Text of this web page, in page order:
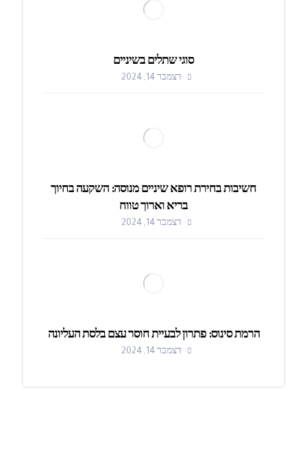
סוגי שתלים בשיניים
דצמבר 14, 2024
חשיבות בחירת רופא שיניים מנוסה: השקעה בחיוך
בריא וארוך טווח
דצמבר 14, 2024
הרמת סינוס: פתרון לבעיית חוסר עצם בלסת העליונה
דצמבר 14, 2024